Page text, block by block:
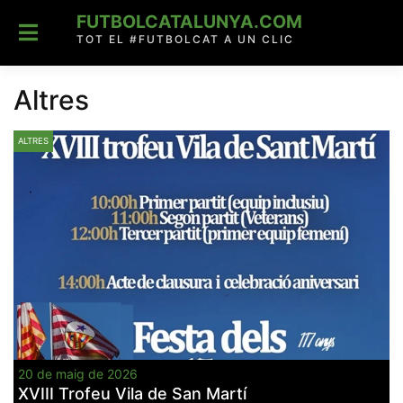
content
FUTBOLCATALUNYA.COM
TOT EL #FUTBOLCAT A UN CLIC
Altres
ALTRES
20 de maig de 2026
XVIII Trofeu Vila de San Martí